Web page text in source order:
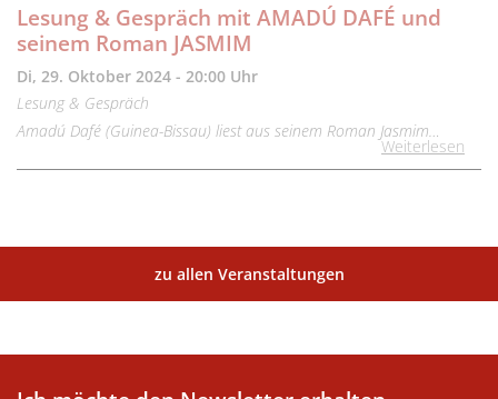
Lesung & Gespräch mit AMADÚ DAFÉ und
seinem Roman JASMIM
Di, 29. Oktober 2024 - 20:00 Uhr
Lesung & Gespräch
Amadú Dafé (Guinea-Bissau) liest aus seinem Roman Jasmim…
Weiterlesen
zu allen Veranstaltungen